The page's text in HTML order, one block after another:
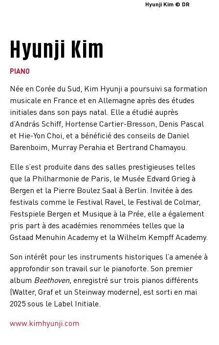
Hyunji Kim © DR
Hyunji Kim
PIANO
Née en Corée du Sud, Kim Hyunji a poursuivi sa formation
musicale en France et en Allemagne après des études
initiales dans son pays natal. Elle a étudié auprès
d’András Schiff, Hortense Cartier-Bresson, Denis Pascal
et Hie-Yon Choi, et a bénéficié des conseils de Daniel
Barenboim, Murray Perahia et Bertrand Chamayou.
Elle s’est produite dans des salles prestigieuses telles
que la Philharmonie de Paris, le Musée Edvard Grieg à
Bergen et la Pierre Boulez Saal à Berlin. Invitée à des
festivals comme le Festival Ravel, le Festival de Colmar,
Festspiele Bergen et Musique à la Prée, elle a également
pris part à des académies renommées telles que la
Gstaad Menuhin Academy et la Wilhelm Kempff Academy.
Son intérêt pour les instruments historiques l’a amenée à
approfondir son travail sur le pianoforte. Son premier
album Beethoven, enregistré sur trois pianos différents
(Walter, Graf et un Steinway moderne), est sorti en mai
2025 sous le Label Initiale.
www.kimhyunji.com